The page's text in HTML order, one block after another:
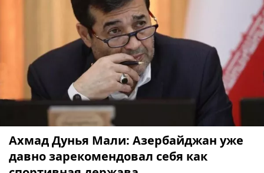
Ахмад Дунья Мали: Азербайджан уже
давно зарекомендовал себя как